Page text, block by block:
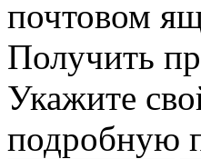
почтовом
Получить
Укажите
подробную